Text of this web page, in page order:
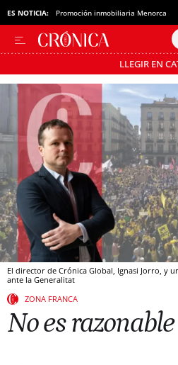
ES NOTICIA: Promoción inmobiliaria Menorca
LLEGIR EN
Pásate al MODO
El director de Crónica Global, Ignasi Jorro, y
ante la Generalitat
ZONA FRANCA
No es razonable